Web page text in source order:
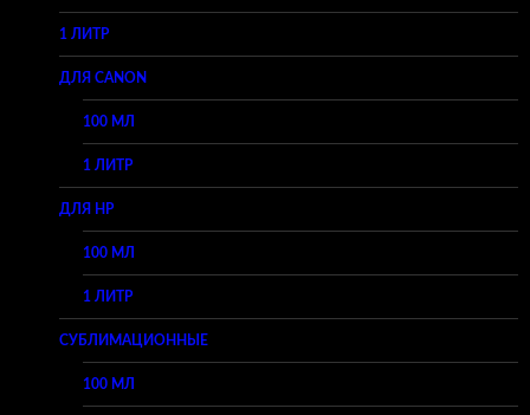
1 ЛИТР
ДЛЯ CANON
100 МЛ
1 ЛИТР
ДЛЯ HP
100 МЛ
1 ЛИТР
СУБЛИМАЦИОННЫЕ
100 МЛ